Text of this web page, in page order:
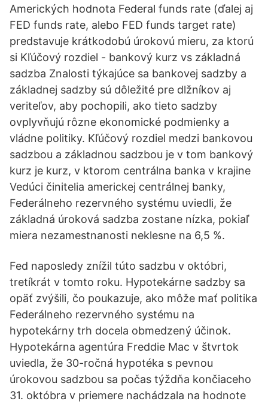
Amerických hodnota Federal funds rate (ďalej aj
FED funds rate, alebo FED funds target rate)
predstavuje krátkodobú úrokovú mieru, za ktorú
si Kľúčový rozdiel - bankový kurz vs základná
sadzba Znalosti týkajúce sa bankovej sadzby a
základnej sadzby sú dôležité pre dlžníkov aj
veriteľov, aby pochopili, ako tieto sadzby
ovplyvňujú rôzne ekonomické podmienky a
vládne politiky. Kľúčový rozdiel medzi bankovou
sadzbou a základnou sadzbou je v tom bankový
kurz je kurz, v ktorom centrálna banka v krajine
Vedúci činitelia americkej centrálnej banky,
Federálneho rezervného systému uviedli, že
základná úroková sadzba zostane nízka, pokiaľ
miera nezamestnanosti neklesne na 6,5 %.
Fed naposledy znížil túto sadzbu v októbri,
tretíkrát v tomto roku. Hypotekárne sadzby sa
opäť zvýšili, čo poukazuje, ako môže mať politika
Federálneho rezervného systému na
hypotekárny trh docela obmedzený účinok.
Hypotekárna agentúra Freddie Mac v štvrtok
uviedla, že 30-ročná hypotéka s pevnou
úrokovou sadzbou sa počas týždňa končiaceho
31. októbra v priemere nachádzala na hodnote